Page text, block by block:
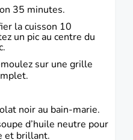
35 minutes.
la cuisson 10
un pic au centre du
sur une grille
noir au bain-marie.
d’huile neutre pour
et brillant.